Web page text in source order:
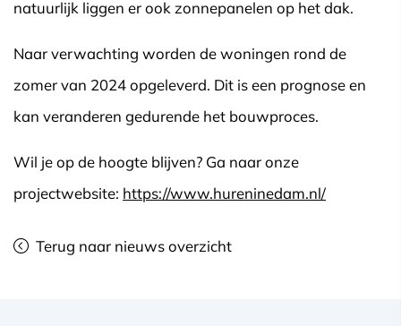
natuurlijk liggen er ook zonnepanelen op het dak.
Naar verwachting worden de woningen rond de
zomer van 2024 opgeleverd. Dit is een prognose en
kan veranderen gedurende het bouwproces.
Wil je op de hoogte blijven? Ga naar onze
projectwebsite: https://www.hureninedam.nl/
Terug naar nieuws overzicht